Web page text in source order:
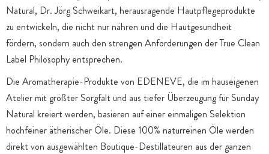
Natural, Dr. Jörg Schweikart, herausragende Hautpflegeprodukte
zu entwickeln, die nicht nur nähren und die Hautgesundheit
fördern, sondern auch den strengen Anforderungen der True Clean
Label Philosophy entsprechen.
Die Aromatherapie-Produkte von EDENEVE, die im hauseigenen
Atelier mit größter Sorgfalt und aus tiefer Überzeugung für Sunday
Natural kreiert werden, basieren auf einer einmaligen Selektion
hochfeiner ätherischer Öle. Diese 100% naturreinen Öle werden
direkt von ausgewählten Boutique-Destillateuren aus der ganzen